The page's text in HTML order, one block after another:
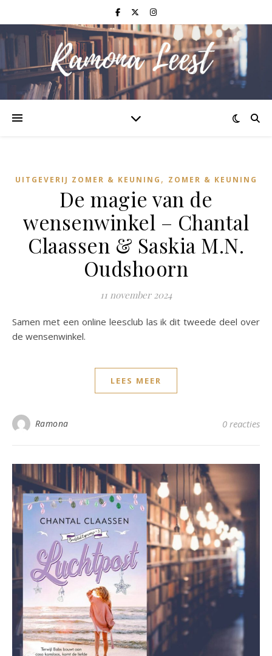
UITGEVERIJ ZOMER & KEUNING , ZOMER & KEUNING
De magie van de
wensenwinkel – Chantal
Claassen & Saskia M.N.
Oudshoorn
11 november 2024
Samen met een online leesclub las ik dit tweede deel over
de wensenwinkel.
LEES MEER
Ramona 0 reacties